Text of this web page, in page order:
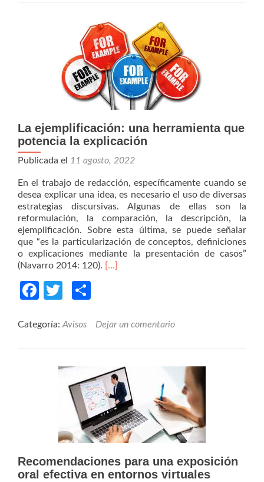
producciones
académicas
La ejemplificación: una herramienta que
potencia la explicación
Publicada el 11 agosto, 2022
En el trabajo de redacción, específicamente cuando se
desea explicar una idea, es necesario el uso de diversas
estrategias discursivas. Algunas de ellas son la
reformulación, la comparación, la descripción, la
ejemplificación. Sobre esta última, se puede señalar
que “es la particularización de conceptos, definiciones
o explicaciones mediante la presentación de casos”
(Navarro 2014: 120). Read
una
la
explicación
[…]
Facebook
Twitter
Categoría: Avisos Dejar un comentario
Recomendaciones para una exposición
oral efectiva en entornos virtuales